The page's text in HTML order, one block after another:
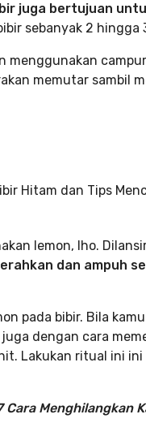
juga bertujuan
sebanyak 2 hingga
menggunakan
memutar sambil
lemon, lho.
dan ampuh
pada bibir. Bila
dengan cara
Lakukan ritual ini
Cara Menghilangkan